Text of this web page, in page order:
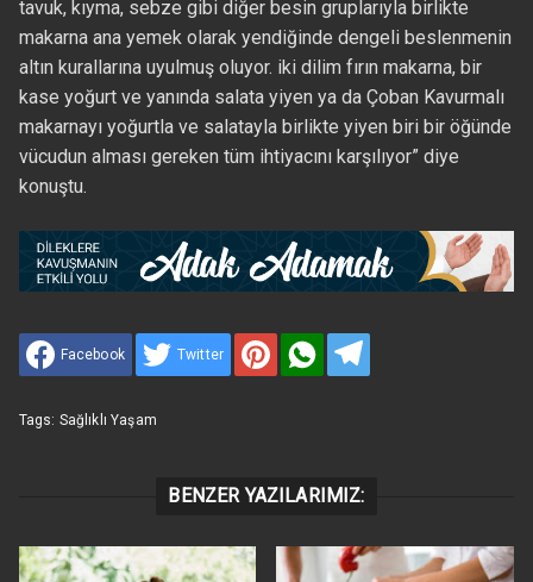
tavuk, kıyma, sebze gibi diğer besin gruplarıyla birlikte
makarna ana yemek olarak yendiğinde dengeli beslenmenin
altın kurallarına uyulmuş oluyor. iki dilim fırın makarna, bir
kase yoğurt ve yanında salata yiyen ya da Çoban Kavurmalı
makarnayı yoğurtla ve salatayla birlikte yiyen biri bir öğünde
vücudun alması gereken tüm ihtiyacını karşılıyor” diye
konuştu.
Facebook Twitter
Tags: Sağlıklı Yaşam
BENZER YAZILARIMIZ: